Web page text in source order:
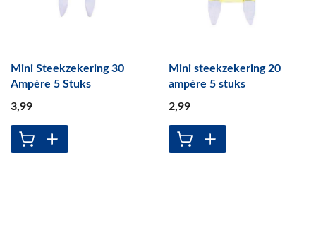
Mini Steekzekering 30
Ampère 5 Stuks
3,99
Mini steekzekering 20
ampère 5 stuks
2,99